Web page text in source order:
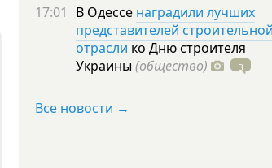
17:01 В Одессе наградили лучших
представителей строительной
отрасли ко Дню строителя
Украины (общество) 3
Все новости →